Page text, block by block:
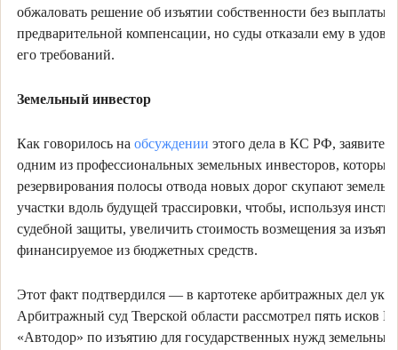
обжаловать решение об изъятии собственности без выплаты
предварительной компенсации, но суды отказали ему в
его требований.
Земельный инвестор
Как говорилось на обсуждении этого дела в КС РФ, заявитель
одним из профессиональных земельных инвесторов, которые
резервирования полосы отвода новых дорог скупают
участки вдоль будущей трассировки, чтобы, используя
судебной защиты, увеличить стоимость возмещения за
финансируемое из бюджетных средств.
Этот факт подтвердился — в картотеке арбитражных дел
Арбитражный суд Тверской области рассмотрел пять исков
«Автодор» по изъятию для государственных нужд земельных